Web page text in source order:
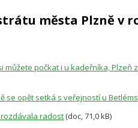
města Plzně v
můžete počkat i u kadeřníka,
se opět setká s veřejností u
rozdávala radost (doc, 71,0 kB)